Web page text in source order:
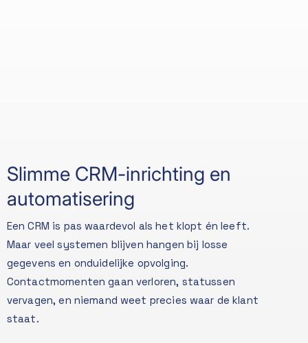
Slimme CRM-inrichting en
automatisering
Een CRM is pas waardevol als het klopt én leeft.
Maar veel systemen blijven hangen bij losse
gegevens en onduidelijke opvolging.
Contactmomenten gaan verloren, statussen
vervagen, en niemand weet precies waar de klant
staat.